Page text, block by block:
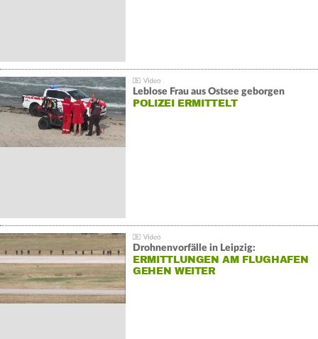
Leblose Frau aus Ostsee geborgen
POLIZEI ERMITTELT
Drohnenvorfälle in Leipzig:
ERMITTLUNGEN AM FLUGHAFEN
GEHEN WEITER